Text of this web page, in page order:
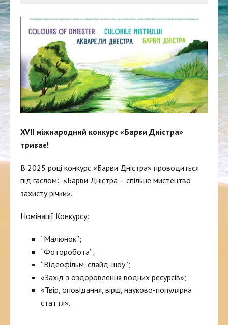
XVIІ міжнародний конкурс «Барви Дністра»
триває!
В 2025 році конкурс «Барви Дністра» проводиться
під гаслом: «Барви Дністра – спільне мистецтво
захисту річки».
Номінації Конкурсу:
“Малюнок”;
“Фоторобота”;
“Відеофільм, слайд-шоу”;
«Захід з оздоровлення водних ресурсів»;
«Твір, оповідання, вірш, науково-популярна
стаття».